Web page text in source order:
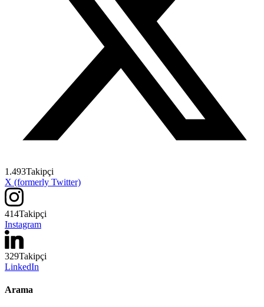
1.493Takipçi
X (formerly Twitter)
414Takipçi
Instagram
329Takipçi
LinkedIn
Arama